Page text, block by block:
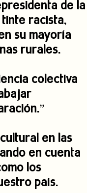
de la
tinte racista,
su mayoría
rurales.
colectiva
en las
en cuenta
los
país.